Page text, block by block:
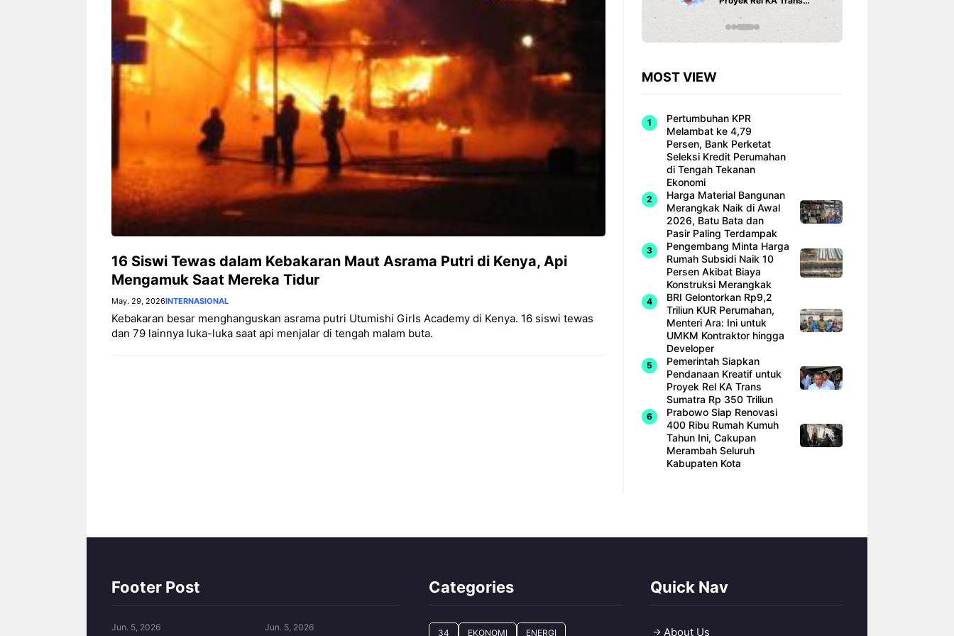
16 Siswi Tewas dalam Kebakaran Maut Asrama Putri di Kenya, Api
Mengamuk Saat Mereka Tidur
May. 29, 2026INTERNASIONAL
Kebakaran besar menghanguskan asrama putri Utumishi Girls Academy di Kenya. 16 siswi tewas
dan 79 lainnya luka-luka saat api menjalar di tengah malam buta.
Hunian Modern
Rp276 Triliun
MOST VIEW
Pertumbuhan KPR
Melambat ke 4,79
Persen, Bank Perketat
Seleksi Kredit Perumahan
di Tengah Tekanan
Ekonomi
Harga Material Bangunan
Merangkak Naik di Awal
2026, Batu Bata dan
Pasir Paling Terdampak
Pengembang Minta Harga
Rumah Subsidi Naik 10
Persen Akibat Biaya
Konstruksi Merangkak
BRI Gelontorkan Rp9,2
Triliun KUR Perumahan,
Menteri Ara: Ini untuk
UMKM Kontraktor hingga
Developer
Pemerintah Siapkan
Pendanaan Kreatif untuk
Proyek Rel KA Trans
Sumatra Rp 350 Triliun
Prabowo Siap Renovasi
400 Ribu Rumah Kumuh
Tahun Ini, Cakupan
Merambah Seluruh
Kabupaten Kota
Footer Post
Jun. 5, 2026 Jun. 5, 2026
Categories
34 EKONOMI ENERGI
Quick Nav
About Us